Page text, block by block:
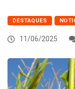
DESTAQUES
11/06/2025